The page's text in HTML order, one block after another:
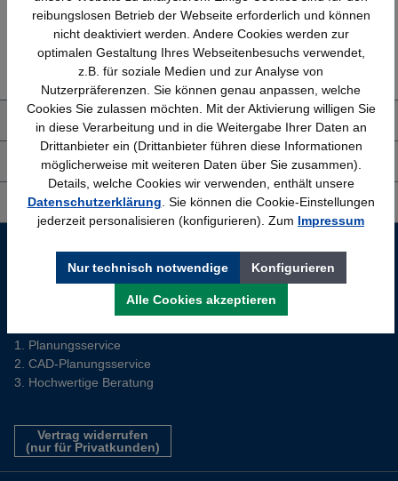
Über uns
Shop Service
Informationen
Sie planen ein neues Büro? Wir helfen Ihnen kostenlos dabei.
Tel. (04205) 63 59 40
Planungsservice
CAD-Planungsservice
Hochwertige Beratung
Vertrag widerrufen
(nur für Privatkunden)
reibungslosen Betrieb der Webseite erforderlich und können
nicht deaktiviert werden. Andere Cookies werden zur
optimalen Gestaltung Ihres Webseitenbesuchs verwendet,
z.B. für soziale Medien und zur Analyse von
Nutzerpräferenzen. Sie können genau anpassen, welche
Cookies Sie zulassen möchten. Mit der Aktivierung willigen Sie
in diese Verarbeitung und in die Weitergabe Ihrer Daten an
Drittanbieter ein (Drittanbieter führen diese Informationen
möglicherweise mit weiteren Daten über Sie zusammen).
Details, welche Cookies wir verwenden, enthält unsere
Datenschutzerklärung . Sie können die Cookie-Einstellungen
jederzeit personalisieren (konfigurieren). Zum Impressum
Nur technisch notwendige Konfigurieren
Alle Cookies akzeptieren